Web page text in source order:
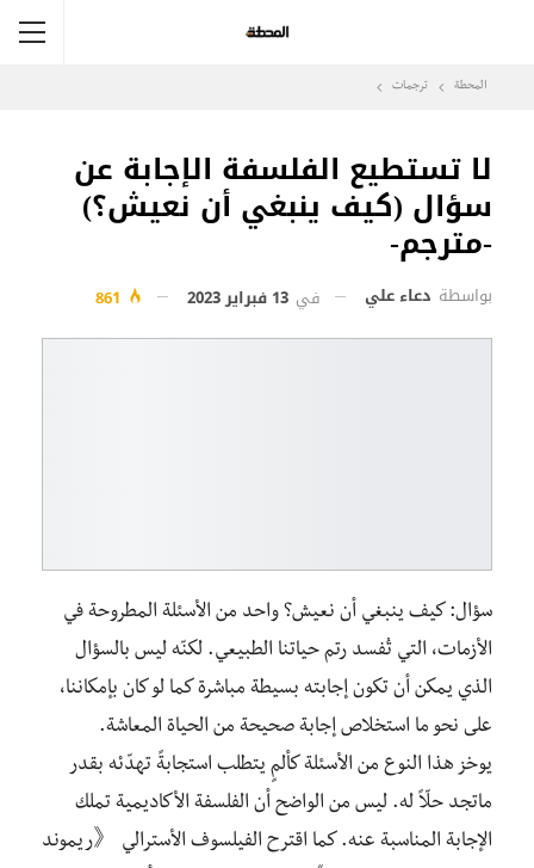
المحطة ترجمات
لا تستطيع الفلسفة الإجابة عن
سؤال (كيف ينبغي أن نعيش؟)
-مترجم-
بواسطة دعاء علي في 13 فبراير 2023
سؤال: كيف ينبغي أن نعيش؟ واحد من الأسئلة المطروحة في
الأزمات، التي تُفسد رتم حياتنا الطبيعي. لكنّه ليس بالسؤال
الذي يمكن أن تكون إجابته بسيطة مباشرة كما لو كان بإمكاننا،
على نحو ما استخلاص إجابة صحيحة من الحياة المعاشة.
يوخز هذا النوع من الأسئلة كألمٍ يتطلب استجابةً تهدّئه بقدر
ماتجد حلّاً له. ليس من الواضح أن الفلسفة الأكاديمية تملك
الإجابة المناسبة عنه. كما اقترح الفيلسوف الأسترالي 《ريموند